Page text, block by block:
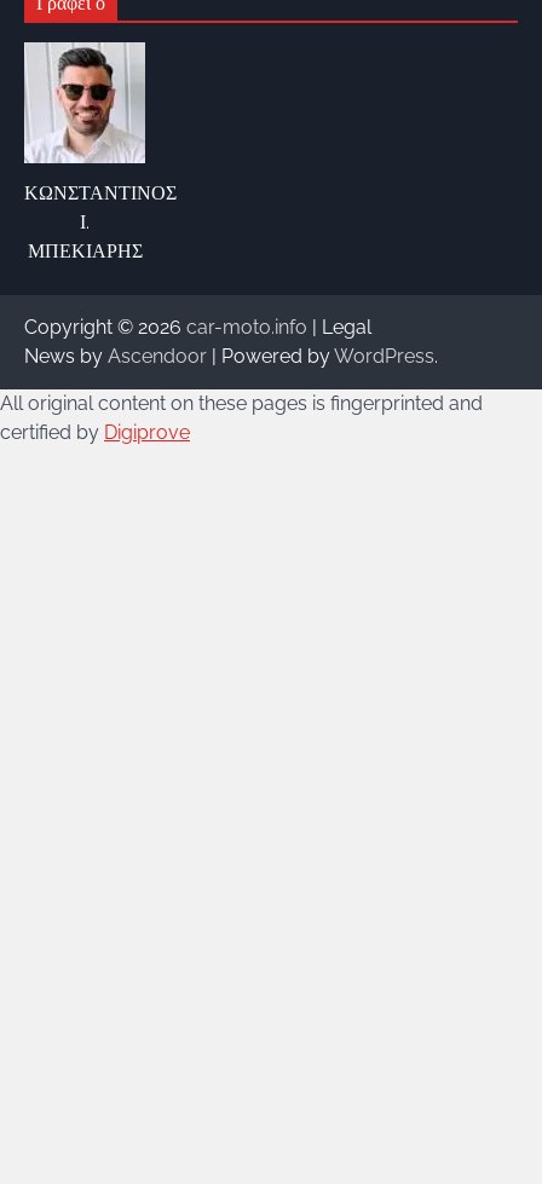
ΚΩΝΣΤΑΝΤΙΝΟΣ
Ι.
ΜΠΕΚΙΑΡΗΣ
Copyright © 2026 car-moto.info | Legal
News by Ascendoor | Powered byWordPress.
All original content on these pages is fingerprinted and
certified by Digiprove